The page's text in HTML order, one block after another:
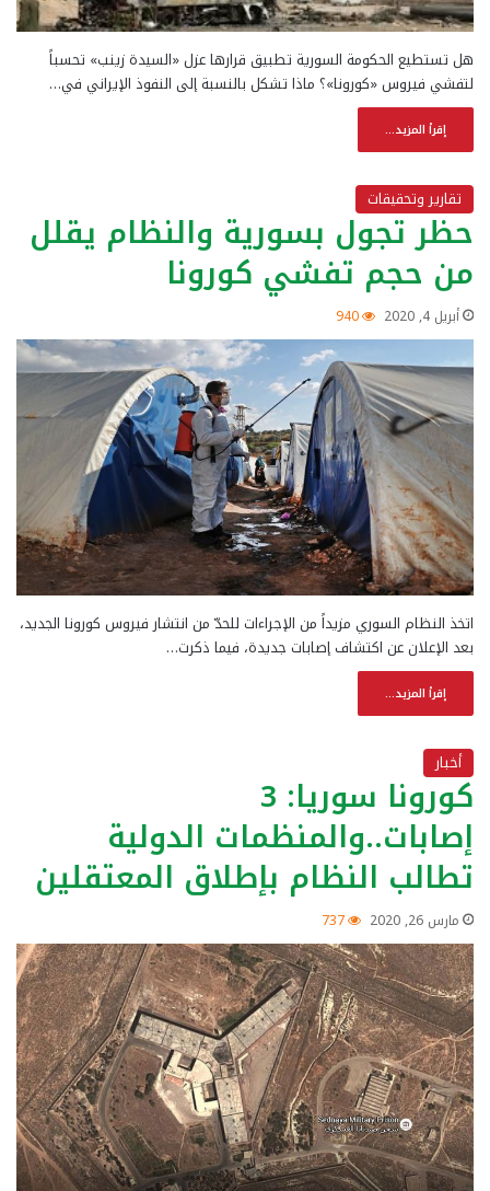
هل تستطيع الحكومة السورية تطبيق قرارها عزل «السيدة زينب» تحسباً
لتفشي فيروس «كورونا»؟ ماذا تشكل بالنسبة إلى النفوذ الإيراني في…
إقرأ المزيد...
تقارير وتحقيقات
حظر تجول بسورية والنظام يقلل
من حجم تفشي كورونا
أبريل 4, 2020 940
اتخذ النظام السوري مزيداً من الإجراءات للحدّ من انتشار فيروس كورونا الجديد،
بعد الإعلان عن اكتشاف إصابات جديدة، فيما ذكرت…
إقرأ المزيد...
أخبار
كورونا سوريا: 3
إصابات..والمنظمات الدولية
تطالب النظام بإطلاق المعتقلين
مارس 26, 2020 737